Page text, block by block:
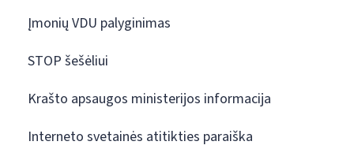
Įmonių VDU palyginimas
STOP šešėliui
Krašto apsaugos ministerijos informacija
Interneto svetainės atitikties paraiška